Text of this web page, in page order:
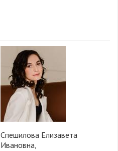
Спешилова Елизавета
Ивановна,